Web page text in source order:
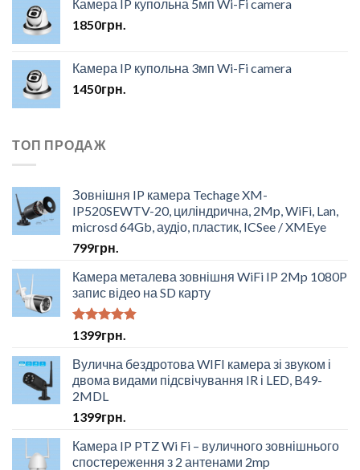
Камера IP купольна 5мп Wi-Fi camera
1850грн.
Камера IP купольна 3мп Wi-Fi camera
1450грн.
ТОП ПРОДАЖ
Зовнішня IP камера Techage XM-
IP520SEWTV-20, циліндрична, 2Mp, WiFi, Lan,
microsd 64Gb, аудіо, пластик, ICSee / XMEye
799грн.
Камера металева зовнішня WiFi IP 2Mp 1080P
запис відео на SD карту
Оцінено в
з 5
1399грн.
Вулична бездротова WIFI камера зі звуком і
двома видами підсвічування IR і LED, B49-
2MDL
1399грн.
Камера IP PTZ Wi Fi – вуличного зовнішнього
спостереження з 2 антенами 2mp